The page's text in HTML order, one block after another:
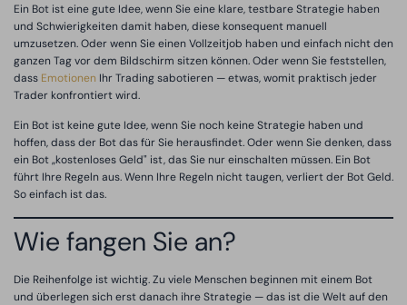
Ein Bot ist eine gute Idee, wenn Sie eine klare, testbare Strategie haben
und Schwierigkeiten damit haben, diese konsequent manuell
umzusetzen. Oder wenn Sie einen Vollzeitjob haben und einfach nicht den
ganzen Tag vor dem Bildschirm sitzen können. Oder wenn Sie feststellen,
dass Emotionen Ihr Trading sabotieren — etwas, womit praktisch jeder
Trader konfrontiert wird.
Ein Bot ist keine gute Idee, wenn Sie noch keine Strategie haben und
hoffen, dass der Bot das für Sie herausfindet. Oder wenn Sie denken, dass
ein Bot „kostenloses Geld" ist, das Sie nur einschalten müssen. Ein Bot
führt Ihre Regeln aus. Wenn Ihre Regeln nicht taugen, verliert der Bot Geld.
So einfach ist das.
Wie fangen Sie an?
Die Reihenfolge ist wichtig. Zu viele Menschen beginnen mit einem Bot
und überlegen sich erst danach ihre Strategie — das ist die Welt auf den